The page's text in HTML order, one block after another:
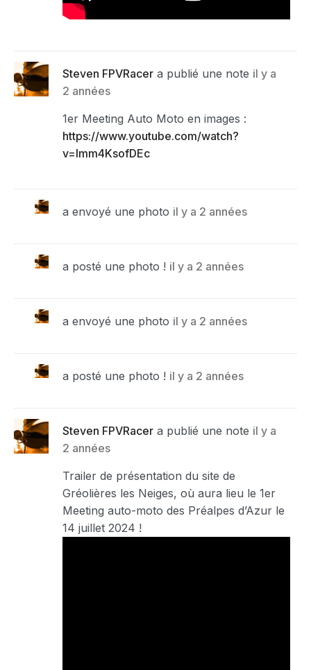
Steven FPVRacer a publié une note il y a
2 années
1er Meeting Auto Moto en images :
https://www.youtube.com/watch?
v=Imm4KsofDEc
a envoyé une photo il y a 2 années
a posté une photo ! il y a 2 années
a envoyé une photo il y a 2 années
a posté une photo ! il y a 2 années
Steven FPVRacer a publié une note il y a
2 années
Trailer de présentation du site de
Gréolières les Neiges, où aura lieu le 1er
Meeting auto-moto des Préalpes d’Azur le
14 juillet 2024 !